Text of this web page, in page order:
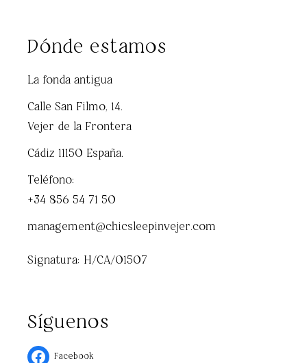
Dónde estamos
La fonda antigua
Calle San Filmo, 14.
Vejer de la Frontera
Cádiz 11150 España.
Teléfono:
+34 856 54 71 50
management@chicsleepinvejer.com
Signatura: H/CA/01507
Síguenos
Facebook